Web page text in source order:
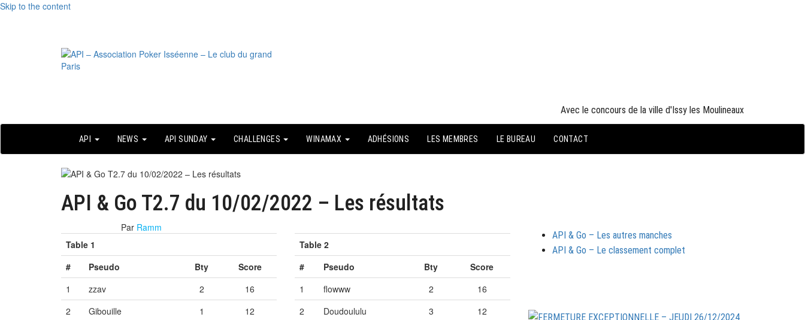
Skip to the content
Avec le concours de la ville d'Issy les Moulineaux
API NEWS API SUNDAY CHALLENGES WINAMAX ADHÉSIONS LES MEMBRES LE BUREAU CONTACT
API & Go T2.7 du 10/02/2022 – Les résultats
Par Ramm
Table 1
#
Pseudo Bty
Score
1
zzav 2
16
2
Gibouille 1
12
Table 2
#
Pseudo Bty
Score
1
flowww 2
16
2
Doudoululu 3
12
API & Go – Les autres manches
API & Go – Le classement complet